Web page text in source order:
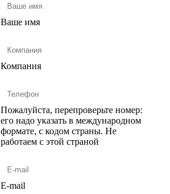
Ваше имя
Компания
Пожалуйста, перепроверьте номер:
его надо указать в международном
формате, с кодом страны. Не
работаем с этой страной
E-mail